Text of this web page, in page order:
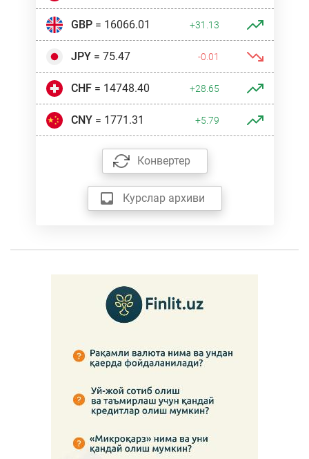
анжумани (31.10.2024)
GBP= 16066.01 +31.13
JPY= 75.47 -0.01
CHF= 14748.40 +28.65
CNY= 1771.31 +5.79
Конвертер
Курслар архиви